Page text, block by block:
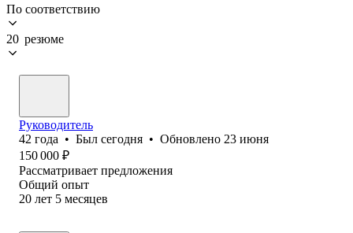
По соответствию
20 резюме
Руководитель
42 года • Был сегодня • Обновлено 23 июня
150 000 ₽
Рассматривает предложения
Общий опыт
20 лет 5 месяцев